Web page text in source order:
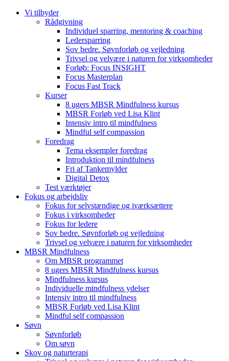
Vi tilbyder
Rådgivning
Individuel sparring, mentoring & coaching
Ledersparring
Sov bedre. Søvnforløb og vejledning
Trivsel og velvære i naturen for virksomheder
Forløb: Focus INSIGHT
Focus Masterplan
Focus Fast Track
Kurser
8 ugers MBSR Mindfulness kursus
MBSR Forløb ved Lisa Klint
Intensiv intro til mindfulness
Mindful self compassion
Foredrag
Tema eksempler foredrag
Introduktion til mindfulness
Fri af Tankemylder
Digital Detox
Test værktøjer
Fokus og arbejdsliv
Fokus for selvstændige og iværksættere
Fokus i virksomheder
Fokus for ledere
Sov bedre. Søvnforløb og vejledning
Trivsel og velvære i naturen for virksomheder
MBSR Mindfulness
Om MBSR programmet
8 ugers MBSR Mindfulness kursus
Mindfulness kursus
Individuelle mindfulness ydelser
Intensiv intro til mindfulness
MBSR Forløb ved Lisa Klint
Mindful self compassion
Søvn
Søvnforløb
Om søvn
Skov og naturterapi